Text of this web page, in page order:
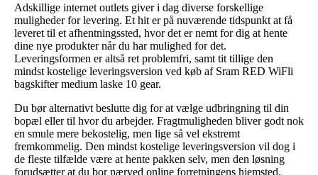
Adskillige internet outlets giver i dag diverse forskellige
muligheder for levering. Et hit er på nuværende tidspunkt at få
leveret til et afhentningssted, hvor det er nemt for dig at hente
dine nye produkter når du har mulighed for det.
Leveringsformen er altså ret problemfri, samt tit tillige den
mindst kostelige leveringsversion ved køb af Sram RED WiFli
bagskifter medium laske 10 gear.
Du bør alternativt beslutte dig for at vælge udbringning til din
bopæl eller til hvor du arbejder. Fragtmuligheden bliver godt nok
en smule mere bekostelig, men lige så vel ekstremt
fremkommelig. Den mindst kostelige leveringsversion vil dog i
de fleste tilfælde være at hente pakken selv, men den løsning
forudsætter at du bor nærved online forretningens hjemsted.